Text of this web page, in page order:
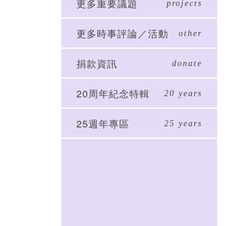
更多重要議題 projects
更多時事評論／活動 other
捐款資訊 donate
20周年紀念特輯 20 years
25週年專區 25 years